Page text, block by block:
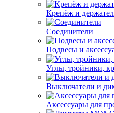
Крепёж и
Соединители
Подвесы и
Углы, тройники,
Выключатели и
Аксессуары для